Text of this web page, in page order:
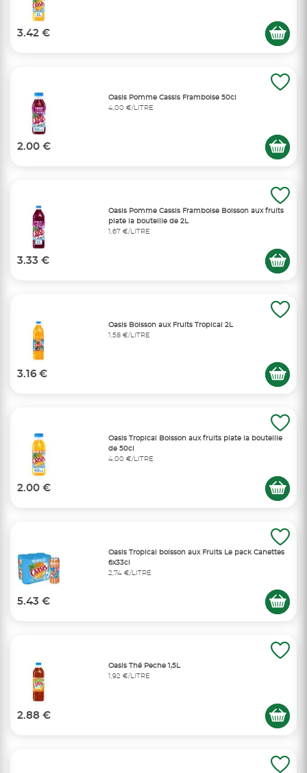
3.42 €
Oasis Pomme Cassis Framboise 50cl
4,00 €/LITRE
2.00 €
Oasis Pomme Cassis Framboise Boisson aux fruits
plate la bouteille de 2L
1,67 €/LITRE
3.33 €
Oasis Boisson aux Fruits Tropical 2L
1,58 €/LITRE
3.16 €
Oasis Tropical Boisson aux fruits plate la bouteille
de 50cl
4,00 €/LITRE
2.00 €
Oasis Tropical boisson aux Fruits Le pack Canettes
6x33cl
2,74 €/LITRE
5.43 €
Oasis Thé Peche 1,5L
1,92 €/LITRE
2.88 €